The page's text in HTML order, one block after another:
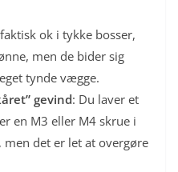
ok i tykke bosser,
men de bider sig
tynde vægge.
gevind: Du laver et
en M3 eller M4 skrue i
men det er let at overgøre